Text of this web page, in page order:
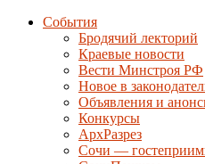
События
Бродячий лекторий
Краевые новости
Вести Минстроя РФ
Новое в
Объявления и
Конкурсы
АрхРазрез
Сочи —